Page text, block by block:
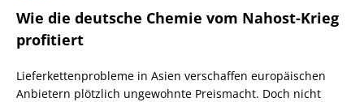
Wie die deutsche Chemie vom Nahost-Krieg
profitiert
Lieferkettenprobleme in Asien verschaffen europäischen
Anbietern plötzlich ungewohnte Preismacht. Doch nicht